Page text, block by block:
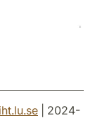
.se | 2024-